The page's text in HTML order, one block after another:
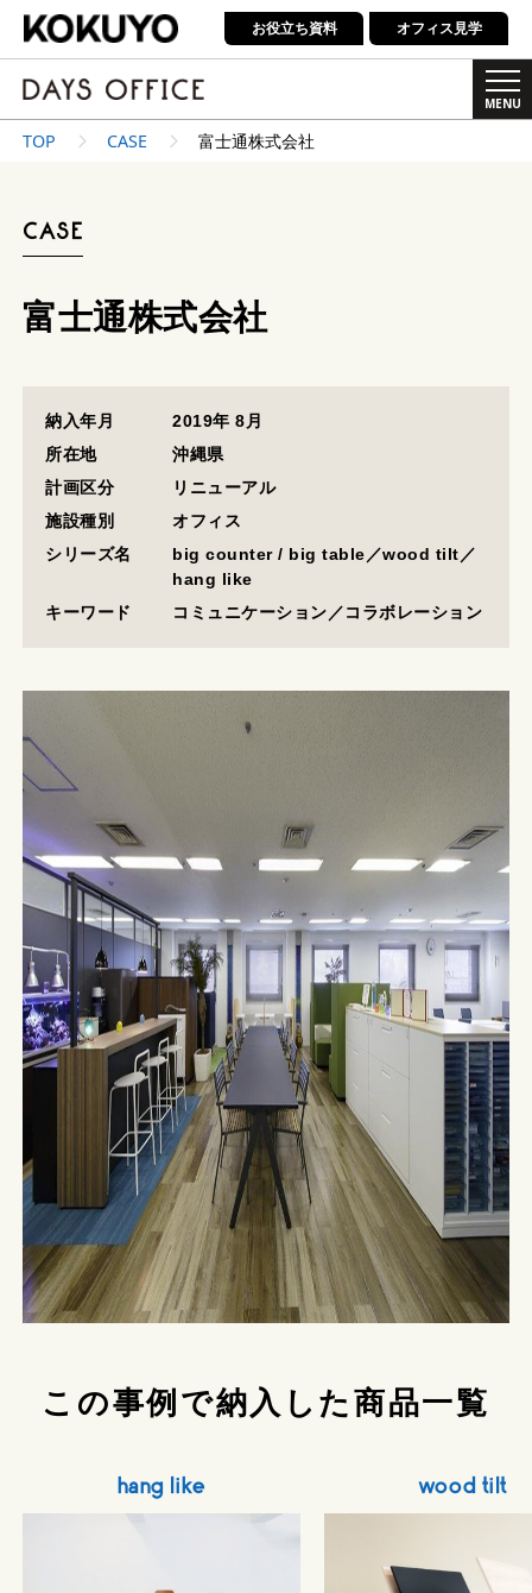
お役立ち資料 オフィス見学
MENU
ABOUT
LINEUP
CASE
SIMULATOR
DOWNLOAD
TOP CASE 富士通株式会社
CASE
富士通株式会社
納入年月
2019年 8月
所在地
沖縄県
計画区分
リニューアル
施設種別
オフィス
シリーズ名
big counter / big table／wood tilt／
hang like
キーワード
コミュニケーション／コラボレーション
この事例で納入した商品一覧
hang like wood tilt